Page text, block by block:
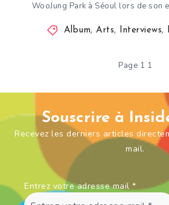
WooJung Park à Séoul lors de son
Album, Arts, Interviews,
Page 1 1
Souscrire à
Recevez les derniers articles
mail.
Entrez votre adresse mail *